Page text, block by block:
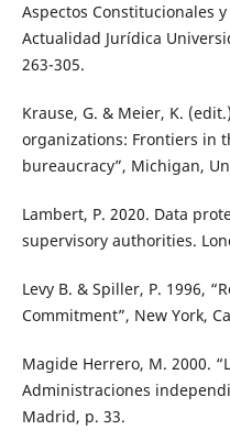
Aspectos Constitucionales
Actualidad Jurídica
263-305.
Krause, G. & Meier, K.
organizations: Frontiers in
bureaucracy”, Michigan,
Lambert, P. 2020. Data
supervisory authorities.
Levy B. & Spiller, P. 1996,
Commitment”, New York,
Magide Herrero, M. 2000.
Administraciones
Madrid, p. 33.